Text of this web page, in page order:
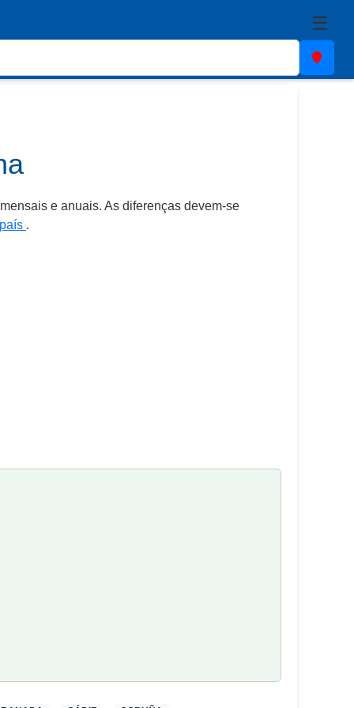
☰
e anuais. As diferenças devem-se
.